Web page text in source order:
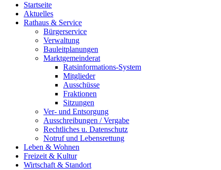
Startseite
Aktuelles
Rathaus & Service
Bürgerservice
Verwaltung
Bauleitplanungen
Marktgemeinderat
Ratsinformations-System
Mitglieder
Ausschüsse
Fraktionen
Sitzungen
Ver- und Entsorgung
Ausschreibungen / Vergabe
Rechtliches u. Datenschutz
Notruf und Lebensrettung
Leben & Wohnen
Freizeit & Kultur
Wirtschaft & Standort